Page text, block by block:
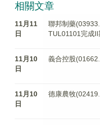
相關文章
11月11
日
聯邦制藥
TUL01101完成
11月10
日
義合控股
11月10
日
德康農牧